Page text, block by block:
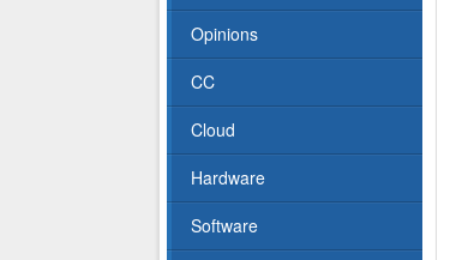
Opinions
CC
Cloud
Hardware
Software